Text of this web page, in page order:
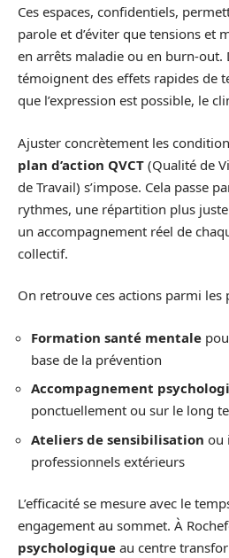
Ces espaces, confidentiels,
parole et d’éviter que tensions et
en arrêts maladie ou en burn-out.
témoignent des effets rapides de
que l’expression est possible, le
Ajuster concrètement les
plan d’action QVCT (Qualité de
de Travail) s’impose. Cela passe
rythmes, une répartition plus
un accompagnement réel de
collectif.
On retrouve ces actions parmi les
Formation santé mentale
base de la prévention
Accompagnement
ponctuellement ou sur le long
Ateliers de sensibilisation ou
professionnels extérieurs
L’efficacité se mesure avec le
engagement au sommet. À
psychologique au centre